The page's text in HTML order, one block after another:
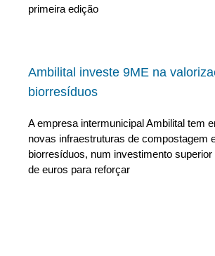
primeira edição
Ambilital investe 9ME na
biorresíduos
A empresa intermunicipal Ambilital tem
novas infraestruturas de compostagem
biorresíduos, num investimento
de euros para reforçar